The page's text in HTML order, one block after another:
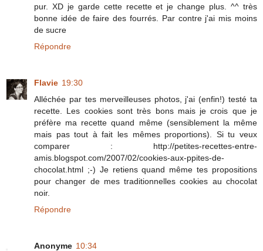
pur. XD je garde cette recette et je change plus. ^^ très
bonne idée de faire des fourrés. Par contre j'ai mis moins
de sucre
Répondre
Flavie 19:30
Alléchée par tes merveilleuses photos, j'ai (enfin!) testé ta
recette. Les cookies sont très bons mais je crois que je
préfère ma recette quand même (sensiblement la même
mais pas tout à fait les mêmes proportions). Si tu veux
comparer : http://petites-recettes-entre-
amis.blogspot.com/2007/02/cookies-aux-ppites-de-
chocolat.html ;-) Je retiens quand même tes propositions
pour changer de mes traditionnelles cookies au chocolat
noir.
Répondre
Anonyme 10:34